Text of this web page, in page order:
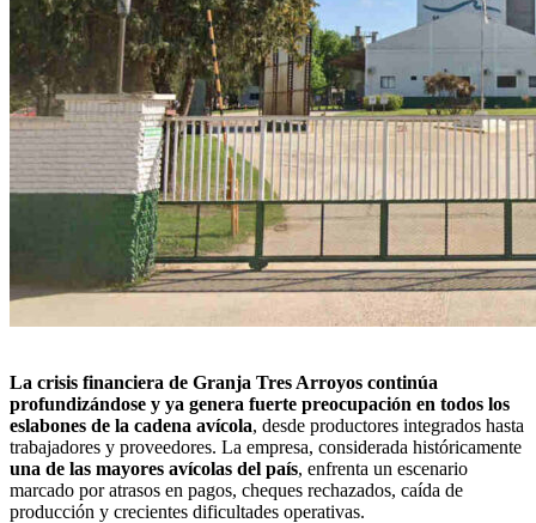
La crisis financiera de Granja Tres Arroyos continúa
profundizándose y ya genera fuerte preocupación en todos los
eslabones de la cadena avícola, desde productores integrados hasta
trabajadores y proveedores. La empresa, considerada históricamente
una de las mayores avícolas del país, enfrenta un escenario
marcado por atrasos en pagos, cheques rechazados, caída de
producción y crecientes dificultades operativas.